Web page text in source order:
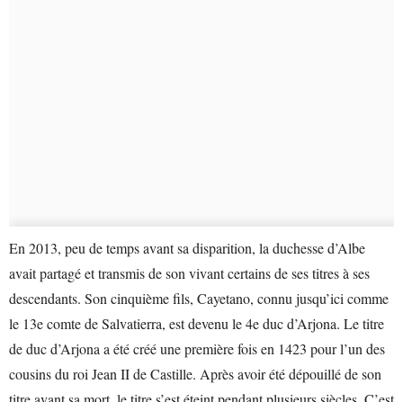
En 2013, peu de temps avant sa disparition, la duchesse d’Albe
avait partagé et transmis de son vivant certains de ses titres à ses
descendants. Son cinquième fils, Cayetano, connu jusqu’ici comme
le 13e comte de Salvatierra, est devenu le 4e duc d’Arjona. Le titre
de duc d’Arjona a été créé une première fois en 1423 pour l’un des
cousins du roi Jean II de Castille. Après avoir été dépouillé de son